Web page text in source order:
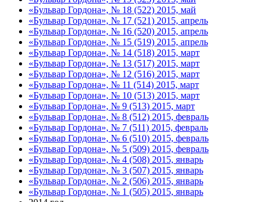
«Бульвар Гордона», № 18 (522) 2015, май
«Бульвар Гордона», № 17 (521) 2015, апрель
«Бульвар Гордона», № 16 (520) 2015, апрель
«Бульвар Гордона», № 15 (519) 2015, апрель
«Бульвар Гордона», № 14 (518) 2015, март
«Бульвар Гордона», № 13 (517) 2015, март
«Бульвар Гордона», № 12 (516) 2015, март
«Бульвар Гордона», № 11 (514) 2015, март
«Бульвар Гордона», № 10 (513) 2015, март
«Бульвар Гордона», № 9 (513) 2015, март
«Бульвар Гордона», № 8 (512) 2015, февраль
«Бульвар Гордона», № 7 (511) 2015, февраль
«Бульвар Гордона», № 6 (510) 2015, февраль
«Бульвар Гордона», № 5 (509) 2015, февраль
«Бульвар Гордона», № 4 (508) 2015, январь
«Бульвар Гордона», № 3 (507) 2015, январь
«Бульвар Гордона», № 2 (506) 2015, январь
«Бульвар Гордона», № 1 (505) 2015, январь